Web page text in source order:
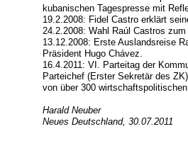
kubanischen Tagespresse mit
19.2.2008: Fidel Castro erklärt
24.2.2008: Wahl Raúl Castros
13.12.2008: Erste Auslandsreise
Präsident Hugo Chávez.
16.4.2011: VI. Parteitag der
Parteichef (Erster Sekretär des
von über 300
Harald Neuber
Neues Deutschland, 30.07.2011